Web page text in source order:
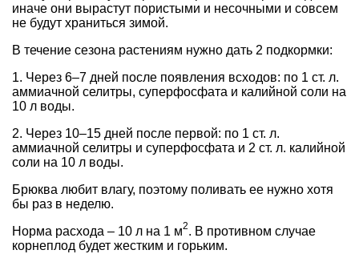
иначе они вырастут пористыми и несочными и совсем
не будут храниться зимой.
В течение сезона растениям нужно дать 2 подкормки:
1. Через 6–7 дней после появления всходов: по 1 ст. л.
аммиачной селитры, суперфосфата и калийной соли на
10 л воды.
2. Через 10–15 дней после первой: по 1 ст. л.
аммиачной селитры и суперфосфата и 2 ст. л. калийной
соли на 10 л воды.
Брюква любит влагу, поэтому поливать ее нужно хотя
бы раз в неделю.
Норма расхода – 10 л на 1 м2. В противном случае
корнеплод будет жестким и горьким.